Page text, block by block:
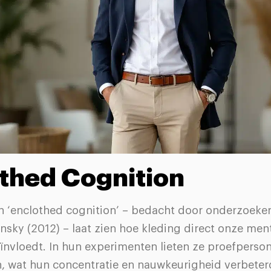
Cognition
‘enclothed cognition’ – bedacht door
(2012) – laat zien hoe kleding direct onze
In hun experimenten lieten ze
wat hun concentratie en nauwkeurigheid